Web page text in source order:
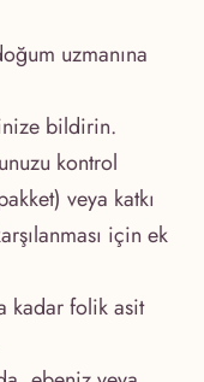
uzmanına
bildirin.
kontrol
veya katkı
için ek
kadar folik asit